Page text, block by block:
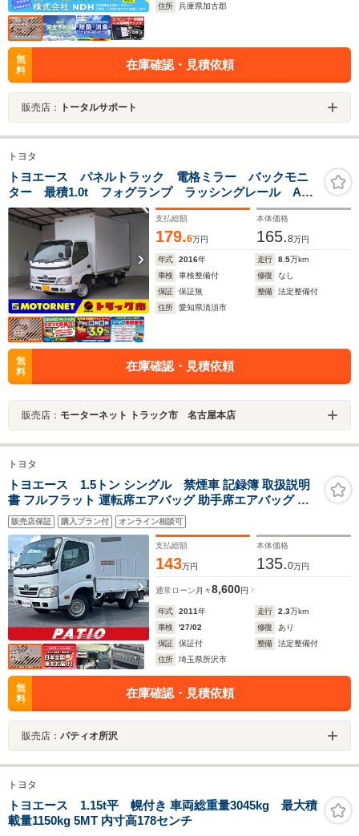
住所
兵庫県加古郡
無
料
在庫確認・見積依頼
販売店： トータルサポート
トヨタ
トヨエース パネルトラック 電格ミラー バックモニ
ター 最積1.0t フォグランプ ラッシングレール AT
車 リアWタイヤ 低床
支払総額
179.6万円
本体価格
165.8万円
年式 2016年 走行 8.5万km
車検
車検整備付 修復
なし
保証
保証無 整備
法定整備付
住所
愛知県清須市
無
料
在庫確認・見積依頼
販売店： モーターネット トラック市 名古屋本店
トヨタ
トヨエース 1.5トン シングル 禁煙車 記録簿 取扱説明
書 フルフラット 運転席エアバッグ 助手席エアバッグ エ
アコン パワーステアリング
販売店保証 購入プラン付 オンライン相談可
支払総額
143万円
本体価格
135.0万円
通常ローン 月々8,600円
年式 2011年 走行 2.3万km
車検
'27/02 修復
あり
保証
保証付 整備
法定整備付
住所
埼玉県所沢市
無
料
在庫確認・見積依頼
販売店： パティオ所沢
トヨタ
トヨエース 1.15t平 幌付き 車両総重量3045kg 最大積
載量1150kg 5MT 内寸高178センチ